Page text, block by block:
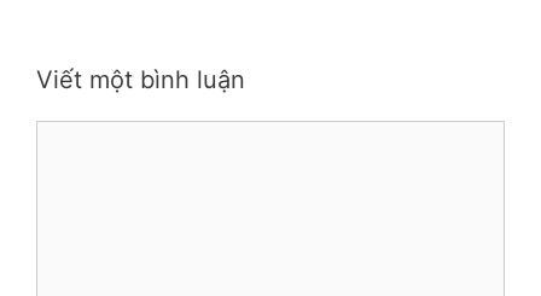
Viết một bình luận